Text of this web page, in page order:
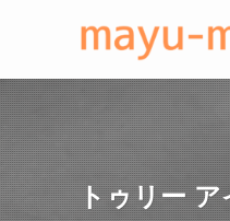
トゥリー